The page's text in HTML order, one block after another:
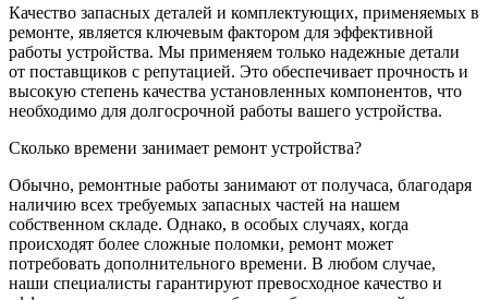
Качество запасных деталей и комплектующих, применяемых в
ремонте, является ключевым фактором для эффективной
работы устройства. Мы применяем только надежные детали
от поставщиков с репутацией. Это обеспечивает прочность и
высокую степень качества установленных компонентов, что
необходимо для долгосрочной работы вашего устройства.
Сколько времени занимает ремонт устройства?
Обычно, ремонтные работы занимают от получаса, благодаря
наличию всех требуемых запасных частей на нашем
собственном складе. Однако, в особых случаях, когда
происходят более сложные поломки, ремонт может
потребовать дополнительного времени. В любом случае,
наши специалисты гарантируют превосходное качество и